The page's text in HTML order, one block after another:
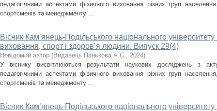
педагогічними аспектами фізичного виховання різних груп населення,
спортсменів та менеджменту ...
Вісник Кам’янець-Подільського національного університету
виховання, спорт і здоров’я людини. Випуск 29(4)
Невідомий автор (Видавець Панькова А.С., 2024)
У віснику висвітлюються результати наукових досліджень з
педагогічними аспектами фізичного виховання різних груп населення,
спортсменів та менеджменту ...
Вісник Кам’янець-Подільського національного університету